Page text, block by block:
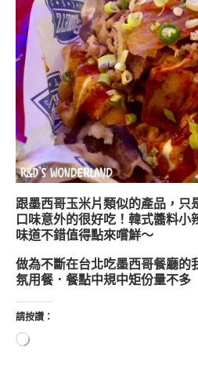
跟墨西哥玉米片類似的產品，只
口味意外的很好吃！韓式醬料小
味道不錯值得點來嚐鮮～
做為不斷在台北吃墨西哥餐廳的
氛用餐．餐點中規中矩份量不多
請按讚：